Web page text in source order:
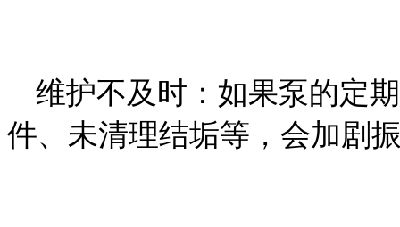
维护不及时：如果泵的定
件、未清理结垢等，会加剧